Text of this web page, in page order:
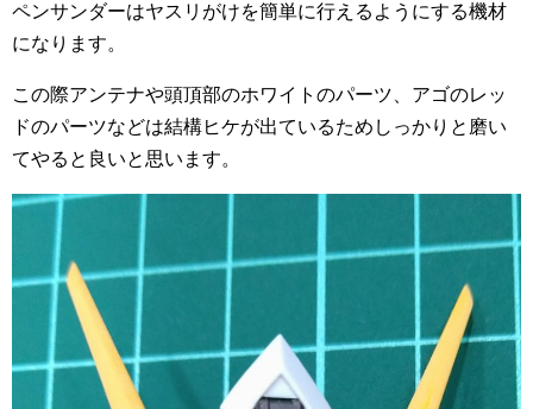
ペンサンダーはヤスリがけを簡単に行えるようにする機材
になります。
この際アンテナや頭頂部のホワイトのパーツ、アゴのレッ
ドのパーツなどは結構ヒケが出ているためしっかりと磨い
てやると良いと思います。